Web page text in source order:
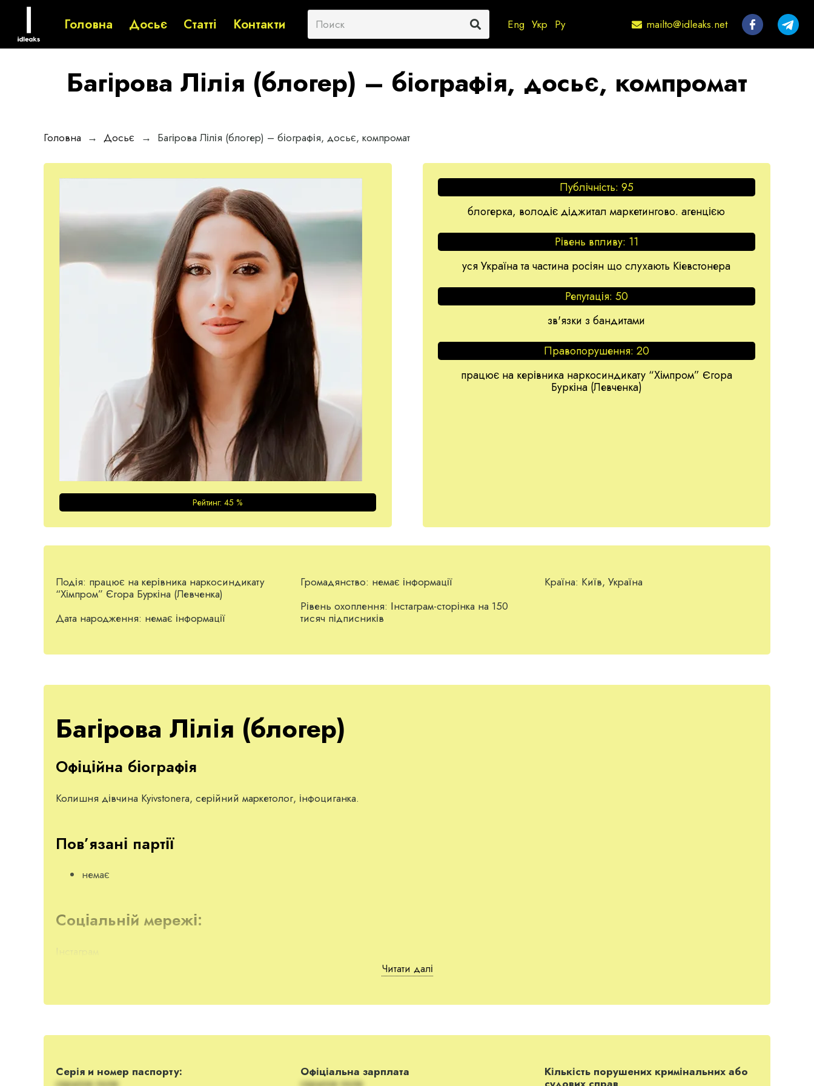
Головна Досьє Статті Контакти Eng Укр Ру mailto@idleaks.net
Багірова Лілія (блогер) – біографія, досьє, компромат
Головна → Досьє → Багірова Лілія (блогер) – біографія, досьє, компромат
Рейтинг:45 %
Публічність: 95
блогерка, володіє діджитал маркетингово. агенцією
Рівень впливу: 11
уся Україна та частина росіян що слухають Кіевстонера
Репутація: 50
зв'язки з бандитами
Правопорушення: 20
працює на керівника наркосиндикату “Хімпром” Єгора
Буркіна (Левченка)
Подія: працює на керівника наркосиндикату
“Хімпром” Єгора Буркіна (Левченка)
Дата народження: немає інформації
Громадянство: немає інформації
Рівень охоплення: Інстаграм-сторінка на 150
тисяч підписників
Країна: Київ, Україна
Багірова Лілія (блогер)
Офіційна біографія
Колишня дівчина Kyivstonerа, серійний маркетолог, інфоциганка.
Пов’язані партії
немає
Соціальній мережі:
на неї.
Читати далі
Серія и номер паспорту:
Офіціальна зарплата
Кількість порушених кримінальних або